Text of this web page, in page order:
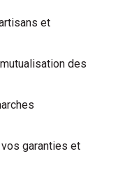
et
des
garanties et